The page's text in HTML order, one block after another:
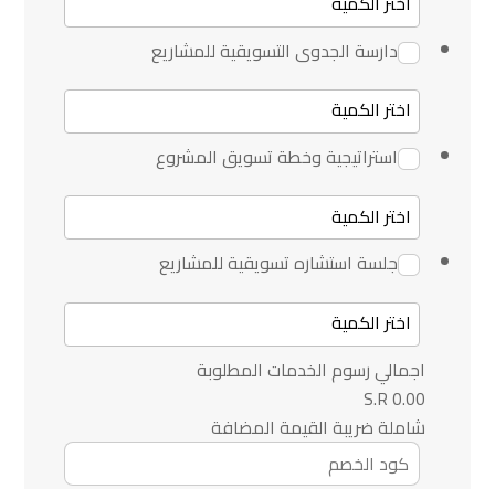
دارسة الجدوى التسويقية للمشاريع
استراتيجية وخطة تسويق المشروع
جلسة استشاره تسويقية للمشاريع
اجمالي رسوم الخدمات المطلوبة
0.00 S.R
شاملة ضريبة القيمة المضافة